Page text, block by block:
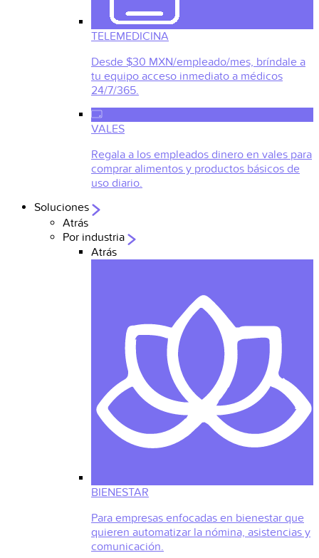
TELEMEDICINA
Desde $30 MXN/empleado/mes, bríndale a
tu equipo acceso inmediato a médicos
24/7/365.
VALES
Regala a los empleados dinero en vales para
comprar alimentos y productos básicos de
uso diario.
Soluciones
Atrás
Por industria
Atrás
BIENESTAR
Para empresas enfocadas en bienestar que
quieren automatizar la nómina, asistencias y
comunicación.